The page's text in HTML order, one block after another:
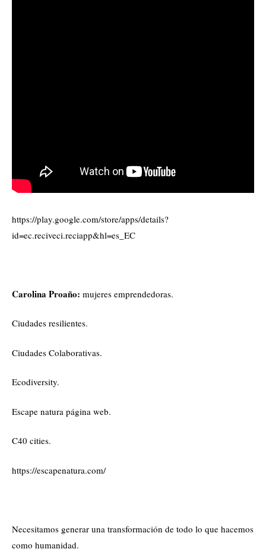
https://play.google.com/store/apps/details?
id=ec.reciveci.reciapp&hl=es_EC
Carolina Proaño: mujeres emprendedoras.
Ciudades resilientes.
Ciudades Colaborativas.
Ecodiversity.
Escape natura página web.
C40 cities.
https://escapenatura.com/
Necesitamos generar una transformación de todo lo que hacemos
como humanidad.